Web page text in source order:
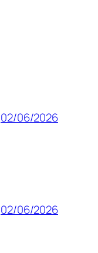
02/06/2026
02/06/2026